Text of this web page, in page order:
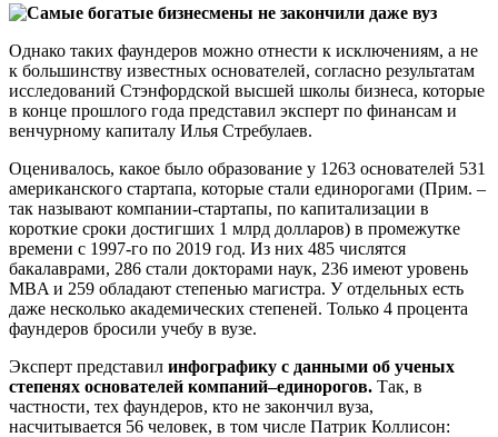
Однако таких фаундеров можно отнести к исключениям, а не
к большинству известных основателей, согласно результатам
исследований Стэнфордской высшей школы бизнеса, которые
в конце прошлого года представил эксперт по финансам и
венчурному капиталу Илья Стребулаев.
Оценивалось, какое было образование у 1263 основателей 531
американского стартапа, которые стали единорогами (Прим. –
так называют компании-стартапы, по капитализации в
короткие сроки достигших 1 млрд долларов) в промежутке
времени с 1997-го по 2019 год. Из них 485 числятся
бакалаврами, 286 стали докторами наук, 236 имеют уровень
MBA и 259 обладают степенью магистра. У отдельных есть
даже несколько академических степеней. Только 4 процента
фаундеров бросили учебу в вузе.
Эксперт представил инфографику с данными об ученых
степенях основателей компаний–единорогов. Так, в
частности, тех фаундеров, кто не закончил вуза,
насчитывается 56 человек, в том числе Патрик Коллисон: